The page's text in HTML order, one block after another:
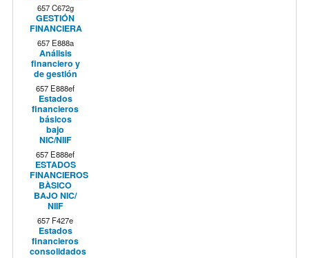
657 C672g
GESTIÓN
FINANCIERA
657 E888a
Análisis
financiero y
de gestión
657 E888ef
Estados
financieros
básicos
bajo
NIC/NIIF
657 E888ef
ESTADOS
FINANCIEROS
BÀSICO
BAJO NIC/
NIIF
657 F427e
Estados
financieros
consolidados